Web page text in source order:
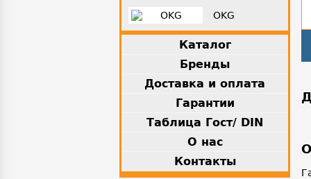
OKG
Каталог
Бренды
Доставка и оплата
Гарантии
Таблица Гост/ DIN
О нас
Контакты